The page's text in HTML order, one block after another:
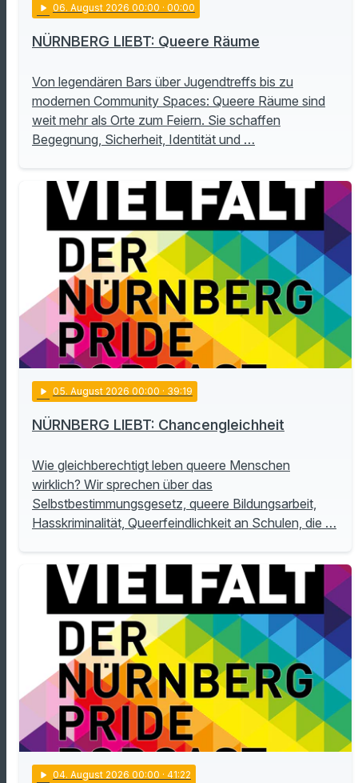
play_arrow 06. August 2026 00:00 · 00:00
NÜRNBERG LIEBT: Queere Räume
Von legendären Bars über Jugendtreffs bis zu
modernen Community Spaces: Queere Räume sind
weit mehr als Orte zum Feiern. Sie schaffen
Begegnung, Sicherheit, Identität und …
play_arrow 05. August 2026 00:00 · 39:19
NÜRNBERG LIEBT: Chancengleichheit
Wie gleichberechtigt leben queere Menschen
wirklich? Wir sprechen über das
Selbstbestimmungsgesetz, queere Bildungsarbeit,
Hasskriminalität, Queerfeindlichkeit an Schulen, die …
play_arrow 04. August 2026 00:00 · 41:22